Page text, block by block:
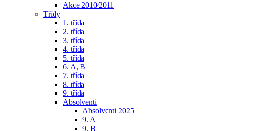
Akce 2010⁄2011
Třídy
1. třída
2. třída
3. třída
4. třída
5. třída
6. A, B
7. třída
8. třída
9. třída
Absolventi
Absolventi 2025
9. A
9. B